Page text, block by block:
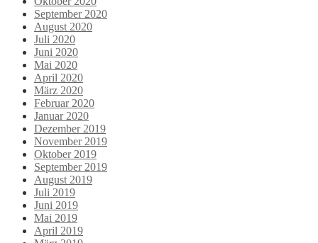
September 2020
August 2020
Juli 2020
Juni 2020
Mai 2020
April 2020
März 2020
Februar 2020
Januar 2020
Dezember 2019
November 2019
Oktober 2019
September 2019
August 2019
Juli 2019
Juni 2019
Mai 2019
April 2019